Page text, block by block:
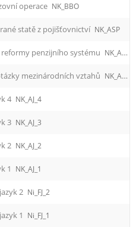
operace NK_BBO
statě z pojišťovnictví NK_ASP
reformy penzijního systému NK_ARPS
mezinárodních vztahů NK_AOMV
4 NK_AJ_4
3 NK_AJ_3
2 NK_AJ_2
1 NK_AJ_1
2 Ni_FJ_2
1 Ni_FJ_1